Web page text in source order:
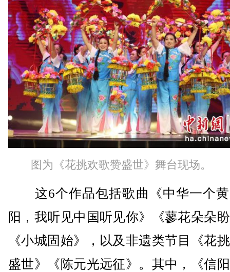
图为《花挑欢歌赞盛世》舞台现场。
这6个作品包括歌曲《中华一个黄
阳，我听见中国听见你》《蓼花朵朵
《小城固始》，以及非遗类节目《花
盛世》《陈元光远征》。其中，《信